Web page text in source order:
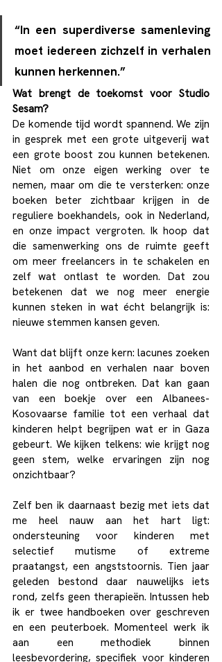
“In een superdiverse samenleving
moet iedereen zichzelf in verhalen
kunnen herkennen.”
Wat brengt de toekomst voor Studio
Sesam?
De komende tijd wordt spannend. We zijn
in gesprek met een grote uitgeverij wat
een grote boost zou kunnen betekenen.
Niet om onze eigen werking over te
nemen, maar om die te versterken: onze
boeken beter zichtbaar krijgen in de
reguliere boekhandels, ook in Nederland,
en onze impact vergroten. Ik hoop dat
die samenwerking ons de ruimte geeft
om meer freelancers in te schakelen en
zelf wat ontlast te worden. Dat zou
betekenen dat we nog meer energie
kunnen steken in wat écht belangrijk is:
nieuwe stemmen kansen geven.
Want dat blijft onze kern: lacunes zoeken
in het aanbod en verhalen naar boven
halen die nog ontbreken. Dat kan gaan
van een boekje over een Albanees-
Kosovaarse familie tot een verhaal dat
kinderen helpt begrijpen wat er in Gaza
gebeurt. We kijken telkens: wie krijgt nog
geen stem, welke ervaringen zijn nog
onzichtbaar?
Zelf ben ik daarnaast bezig met iets dat
me heel nauw aan het hart ligt:
ondersteuning voor kinderen met
selectief mutisme of extreme
praatangst, een angststoornis. Tien jaar
geleden bestond daar nauwelijks iets
rond, zelfs geen therapieën. Intussen heb
ik er twee handboeken over geschreven
en een peuterboek. Momenteel werk ik
aan een methodiek binnen
leesbevordering, specifiek voor kinderen